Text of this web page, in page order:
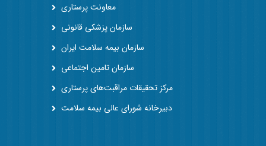
معاونت پرستاری
سازمان پزشکی قانونی
سازمان بیمه سلامت ایران
سازمان تامین اجتماعی
مرکز تحقیقات مراقبت‌های پرستاری
دبیرخانه شورای عالی بیمه سلامت